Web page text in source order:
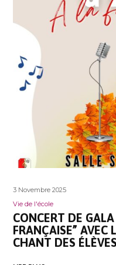
3 Novembre 2025
Vie de l'école
CONCERT DE
FRANÇAISE” AVEC
CHANT DES